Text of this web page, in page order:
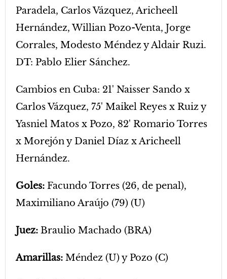
Paradela, Carlos Vázquez, Aricheell
Hernández, Willian Pozo-Venta, Jorge
Corrales, Modesto Méndez y Aldair Ruzi.
DT: Pablo Elier Sánchez.
Cambios en Cuba: 21' Naisser Sando x
Carlos Vázquez, 75' Maikel Reyes x Ruiz y
Yasniel Matos x Pozo, 82' Romario Torres
x Morejón y Daniel Díaz x Aricheell
Hernández.
Goles: Facundo Torres (26, de penal),
Maximiliano Araújo (79) (U)
Juez: Braulio Machado (BRA)
Amarillas: Méndez (U) y Pozo (C)